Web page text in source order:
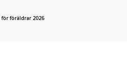
föräldrar 2026